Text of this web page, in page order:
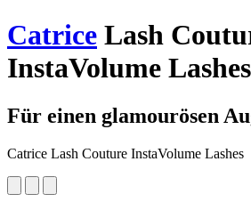
Catrice Lash
InstaVolume Lashes
Für einen glamourösen
Catrice Lash Couture InstaVolume Lashes